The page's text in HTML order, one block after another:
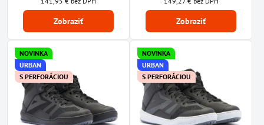
Zobraziť Zobraziť
NOVINKA
URBAN
S PERFORÁCIOU
NOVINKA
URBAN
S PERFORÁCIOU